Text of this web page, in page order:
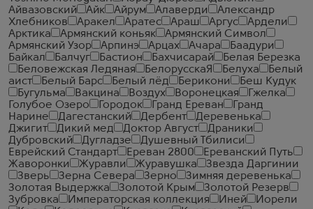
Айвазовский
Айк Айрум Алаверди
Александр
Хлебников
Аракел Аратес Араш Аргус
Ардели
Арктика
Армянский коньяк
Армянский Символ
Армянский Узор
Арпинэ Арцах Ачара
Баадури
Байкал
Балчуг Бастион Бахчисарай
Белая Березка
Беловежская Ледяная
БелорусскаЯ Белуха
Белый
аист
Белый Барс Белый лёд Берикони
Беш Кудук
Бугульма
Вакцина Воздух Воронецкая
Гжелка
Голубое Озеро
Городок Гранд Ереван
Гранд
Нарине
Дагестанский Дербент
Деревенька
Джигит
Дикий мед Доктор Август
Драники
Дубровский
Дугладзе
Душевный Тбилиси
Еврейский Стандарт
Ереван 2800
Ереванский Путь
Жаворонки
Журавли Журавушка
Звезда Даргинии
Зверь
Зерна Севера Зерно
Зимняя деревенька
Золотая Выдержка
Золотой Крым
Золотой Резерв
Зубровка
Императорская коллекция Иней
Иорели